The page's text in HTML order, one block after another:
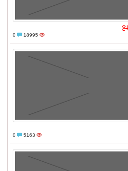
18995
5163